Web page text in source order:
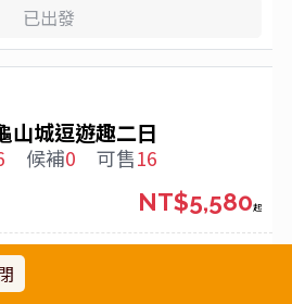
已出發
山城逗遊趣二日
候補0 可售16
NT$5,580起